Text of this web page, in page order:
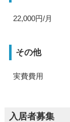
22,000円/月
その他
実費費用
入居者募集